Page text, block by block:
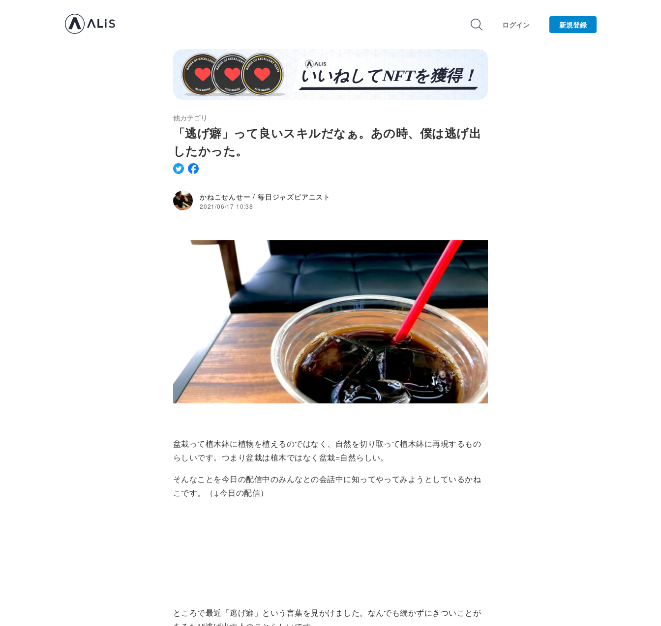
ログイン 新規登録
他カテゴリ
「逃げ癖」って良いスキルだなぁ。あの時、僕は逃げ出
したかった。
かねこせんせー / 毎日ジャズピアニスト
2021/06/17 10:38
盆栽って植木鉢に植物を植えるのではなく、自然を切り取って植木鉢に再現するもの
らしいです。つまり盆栽は植木ではなく盆栽=自然らしい。
そんなことを今日の配信中のみんなとの会話中に知ってやってみようとしているかね
こです。（↓今日の配信）
ところで最近「逃げ癖」という言葉を見かけました。なんでも続かずにきついことが